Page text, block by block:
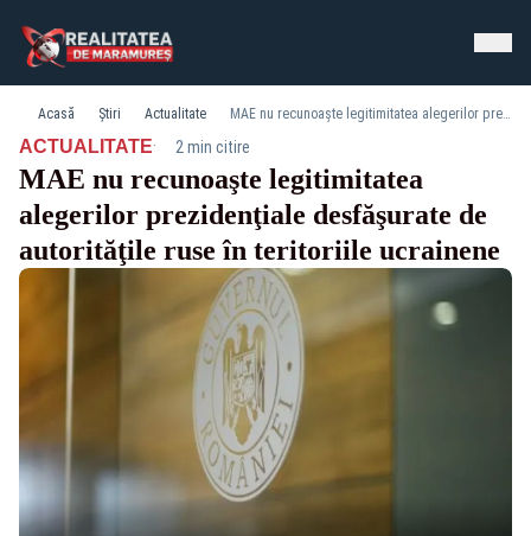
Acasă Știri Actualitate MAE nu recunoaşte legitimitatea alegerilor prezidenţiale desfăşurate de autorităţile ruse în teritoriile ucrainene
ACTUALITATE· 2 min citire
MAE nu recunoaşte legitimitatea
alegerilor prezidenţiale desfăşurate de
autorităţile ruse în teritoriile ucrainene